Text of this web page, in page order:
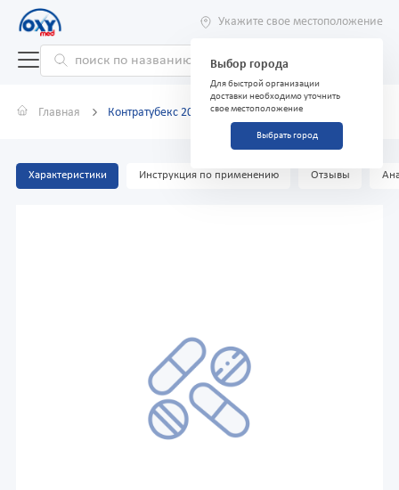
Укажите свое местоположение
Выбор города
Для быстрой организации
доставки необходимо уточнить
свое местоположение
Выбрать город
Главная Контратубекс 20г гель
Характеристики Инструкция по применению Отзывы